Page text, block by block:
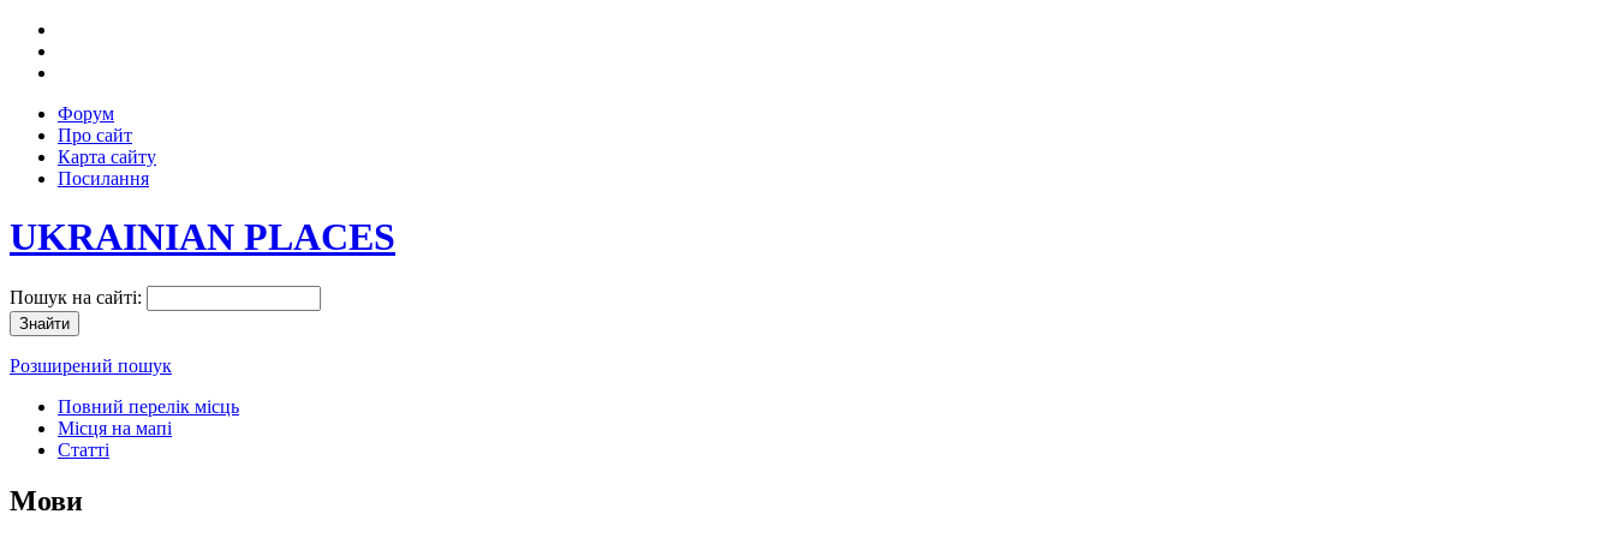
Форум
Про сайт
Карта сайту
Посилання
UKRAINIAN PLACES
Пошук на сайті:
Розширений пошук
Повний перелік місць
Місця на мапі
Статті
Мови